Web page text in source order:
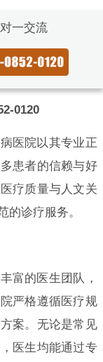
一交流
0120
医院以其专业正
患者的信赖与好
疗质量与人文关
的诊疗服务。
富的医生团队，
严格遵循医疗规
案。无论是常见
医生均能通过专